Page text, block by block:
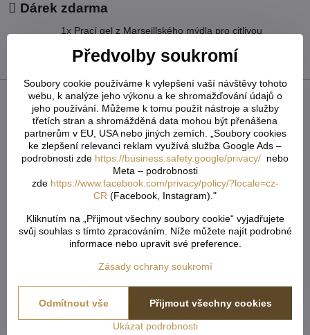
Dárek zdarma
1x Prací gel z Marseillského mýdla pro citlivou
Bonus zdarma v hodnotě 159 Kč!
Popis
U tvarovaných záclon čí vzororvaných látek ( závěsů ) je
potřeba počítat s nějakým prostřihem, aby byly obě strany
stejné po ušití a to samé platí pro vzor. Nikdy nevíme předem,
jak přijde záclona ustřižená vzhledem k tomu, že každý
potřebuje jiný rozměr. Vždy tedy vezměte více než
potřebujete. Metráž nelze vrátit ani vyměnit. Je střižená na
Vám chybělo.
Do košíku vkládejte celkový počet v cm ( např. 1,7m = 170cm
atd...) od každého rozměru či barvy. Pokud u jednoho rozměru
záclony rozdělit ( např. objednáte 800cm záclony což je 8m a
potřebujete rozdělit na 2 stejné kusy ).
Předvolby soukromí
Soubory cookie používáme k vylepšení vaší návštěvy tohoto
webu, k analýze jeho výkonu a ke shromažďování údajů o
jeho používání. Můžeme k tomu použít nástroje a služby
třetích stran a shromážděná data mohou být přenášena
partnerům v EU, USA nebo jiných zemích. „Soubory cookies
ke zlepšení relevanci reklam využívá služba Google Ads –
podrobnosti zde https://business.safety.google/privacy/ nebo
Meta – podrobnosti
zde https://www.facebook.com/privacy/policy/?locale=cz-
CR (Facebook, Instagram)."
Kliknutím na „Přijmout všechny soubory cookie“ vyjadřujete
svůj souhlas s tímto zpracováním. Níže můžete najít podrobné
informace nebo upravit své preference.
Zásady ochrany soukromí
Ukázat podrobnosti
Přijmout všechny cookies
Odmítnout vše